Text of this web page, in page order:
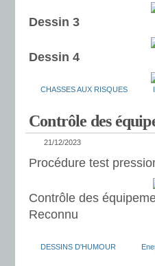
Dessin 3
Dessin 4
CHASSES AUX RISQUES
Contrôle des
21/12/2023
Procédure test
Contrôle des
Reconnu
DESSINS D'HUMOUR